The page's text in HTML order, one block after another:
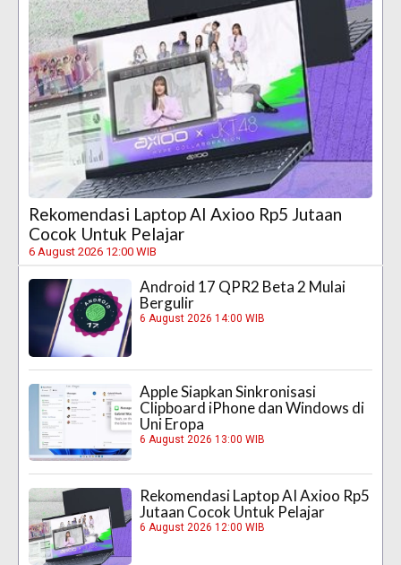
Rekomendasi Laptop AI Axioo Rp5 Jutaan
Cocok Untuk Pelajar
6 August 2026 12:00 WIB
Android 17 QPR2 Beta 2 Mulai
Bergulir
6 August 2026 14:00 WIB
Apple Siapkan Sinkronisasi
Clipboard iPhone dan Windows di
Uni Eropa
6 August 2026 13:00 WIB
Rekomendasi Laptop AI Axioo Rp5
Jutaan Cocok Untuk Pelajar
6 August 2026 12:00 WIB